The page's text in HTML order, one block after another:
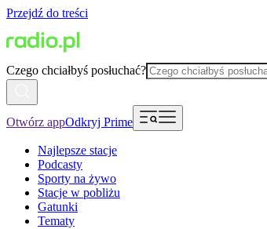
Przejdź do treści
Czego chciałbyś posłuchać?
Otwórz appOdkryj Prime
Najlepsze stacje
Podcasty
Sporty na żywo
Stacje w pobliżu
Gatunki
Tematy